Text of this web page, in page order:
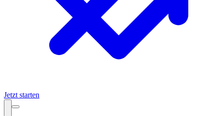
Jetzt starten